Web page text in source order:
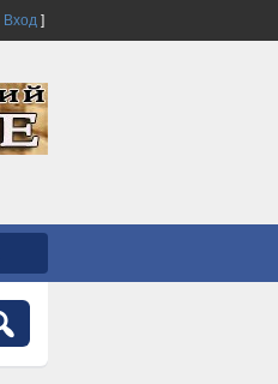
Вход ]